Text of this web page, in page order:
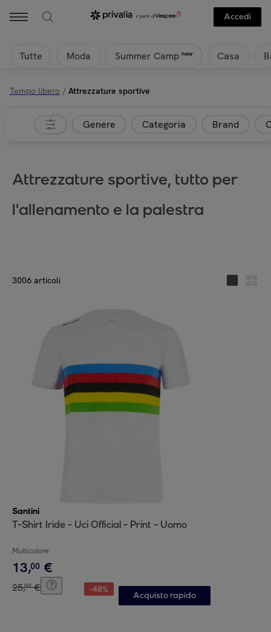
Accedi
Tutte Moda Summer Camp new Casa
Tempo libero / Attrezzature sportive
Genere Categoria Brand
Attrezzature sportive, tutto per
l'allenamento e la palestra
3006 articoli
Santini
T-Shirt Iride - Uci Official - Print - Uomo
Multicolore
13,00 €
25,00 € -48%
Acquisto rapido